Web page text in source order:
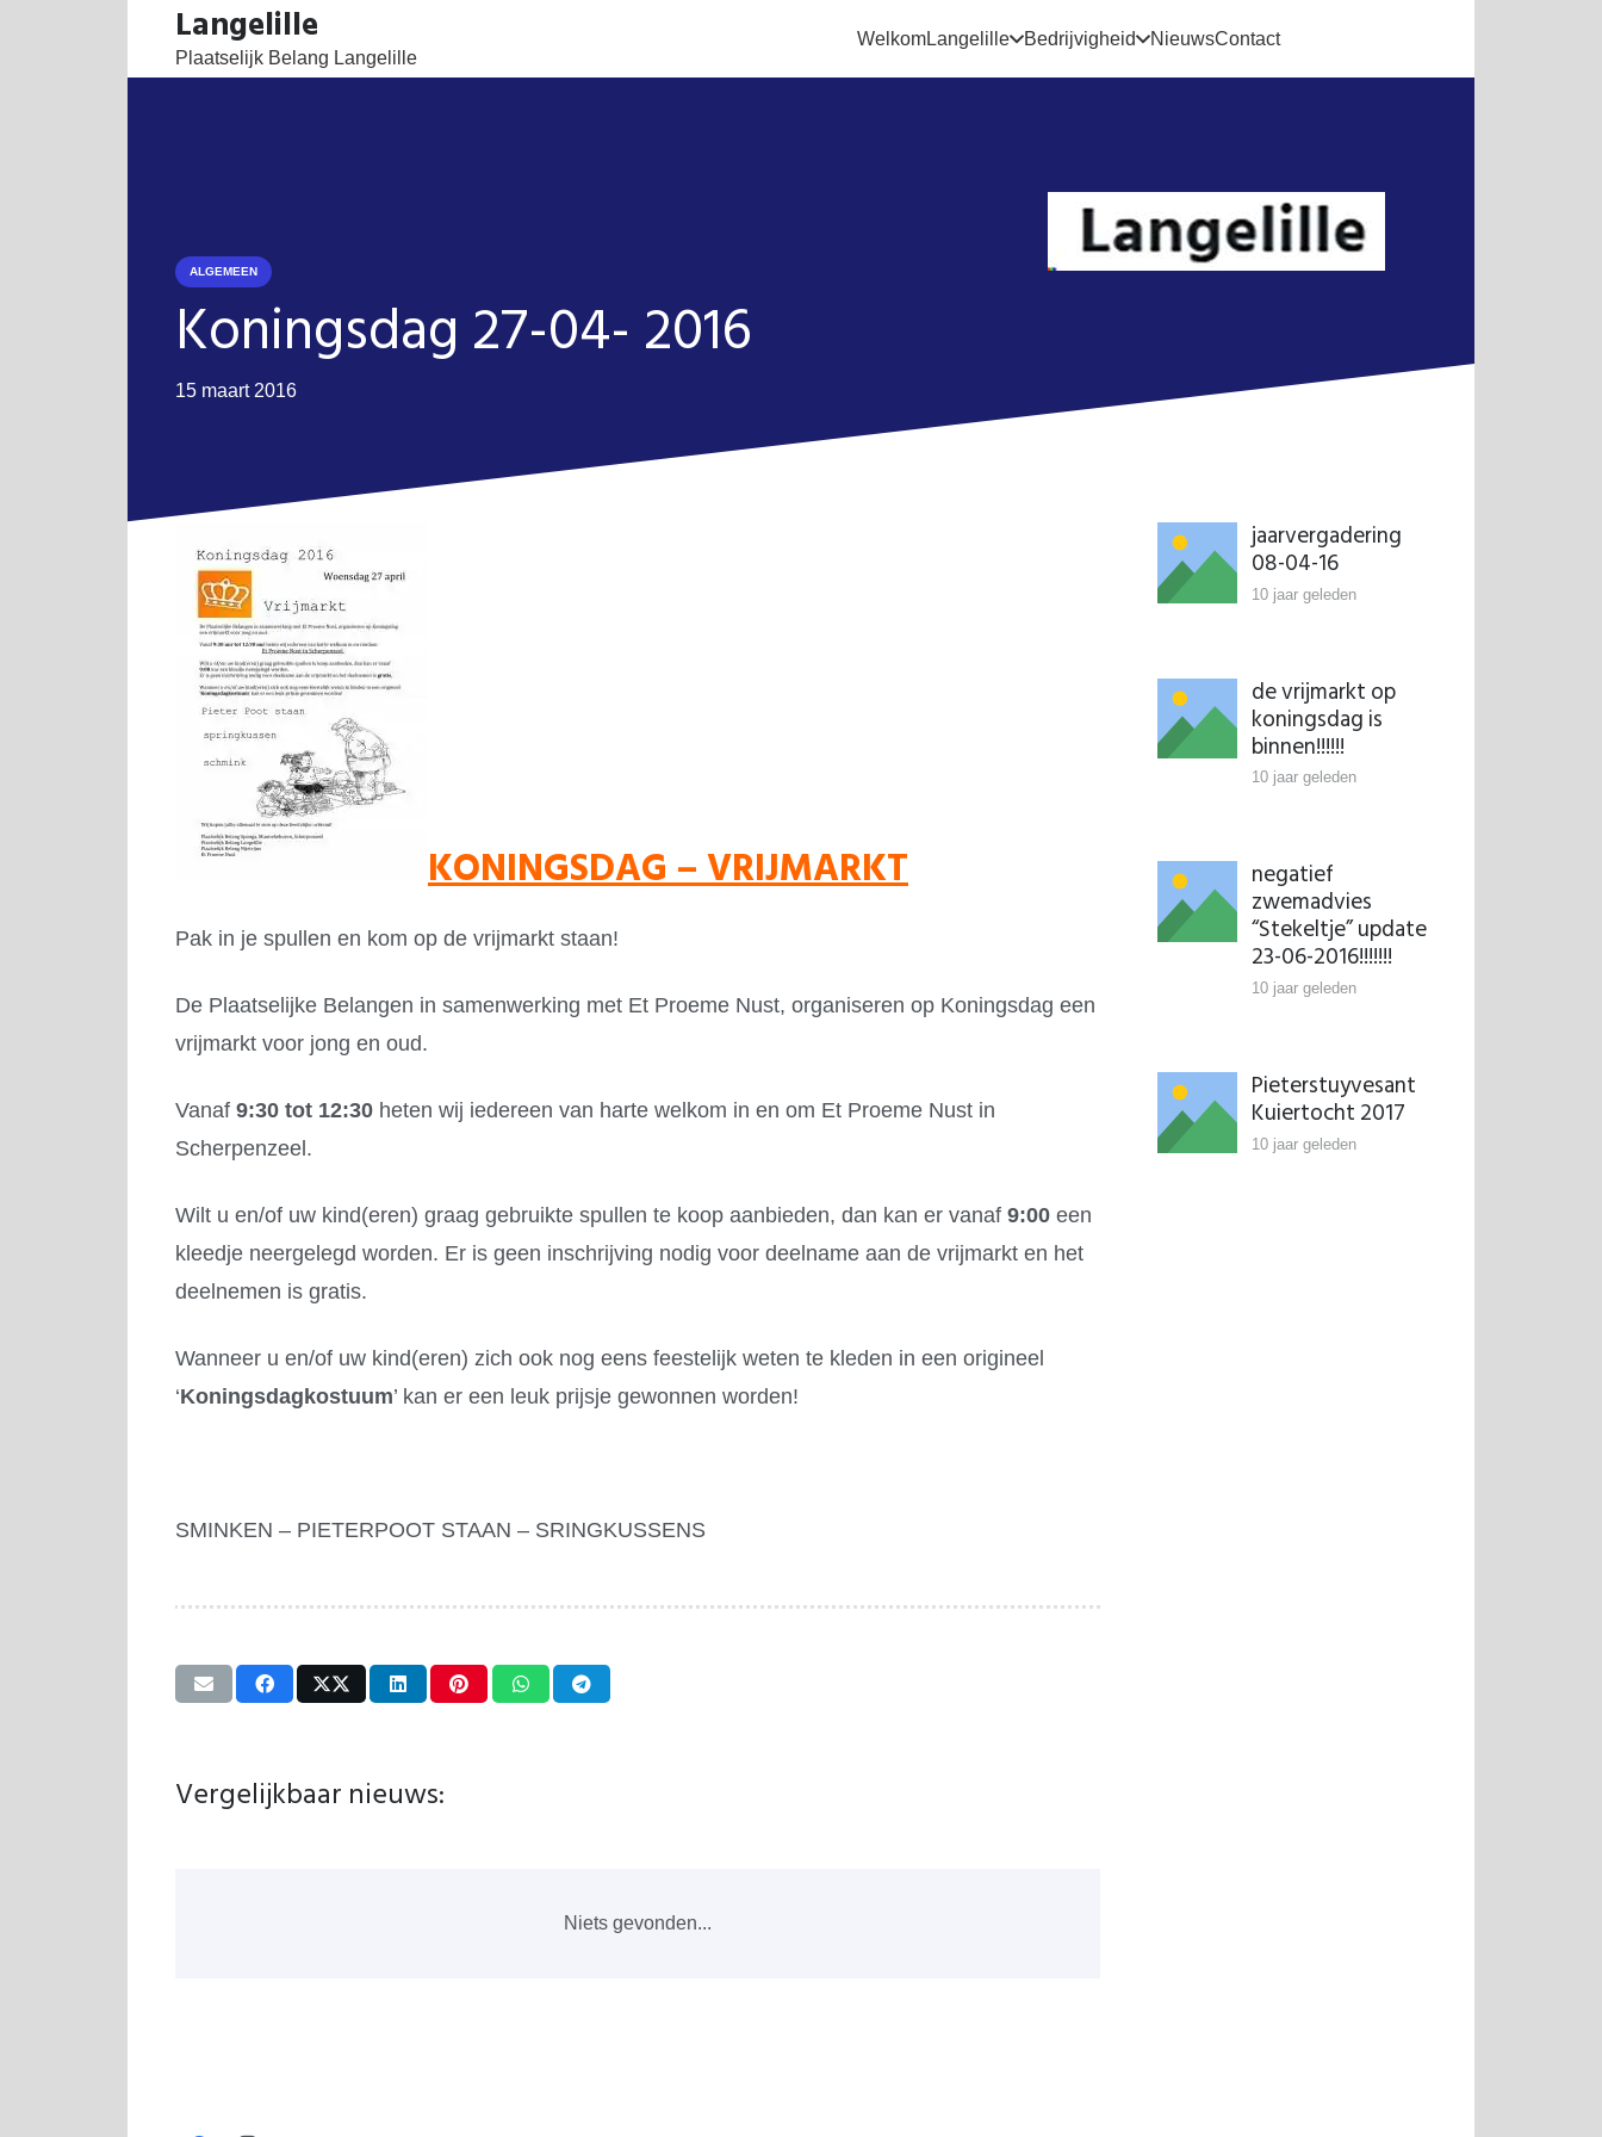
Langelille
Plaatselijk Belang Langelille
WelkomLangelille Bedrijvigheid NieuwsContact
ALGEMEEN
Koningsdag 27-04- 2016
15 maart 2016
KONINGSDAG – VRIJMARKT
Pak in je spullen en kom op de vrijmarkt staan!
De Plaatselijke Belangen in samenwerking met Et Proeme Nust, organiseren op Koningsdag een
vrijmarkt voor jong en oud.
Vanaf 9:30 tot 12:30 heten wij iedereen van harte welkom in en om Et Proeme Nust in
Scherpenzeel.
Wilt u en/of uw kind(eren) graag gebruikte spullen te koop aanbieden, dan kan er vanaf 9:00 een
kleedje neergelegd worden. Er is geen inschrijving nodig voor deelname aan de vrijmarkt en het
deelnemen is gratis.
Wanneer u en/of uw kind(eren) zich ook nog eens feestelijk weten te kleden in een origineel
‘Koningsdagkostuum’ kan er een leuk prijsje gewonnen worden!
SMINKEN – PIETERPOOT STAAN – SRINGKUSSENS
Vergelijkbaar nieuws:
Niets gevonden...
jaarvergadering
08-04-16
10 jaar geleden
de vrijmarkt op
koningsdag is
binnen!!!!!!
10 jaar geleden
negatief
zwemadvies
“Stekeltje” update
23-06-2016!!!!!!!
10 jaar geleden
Pieterstuyvesant
Kuiertocht 2017
10 jaar geleden